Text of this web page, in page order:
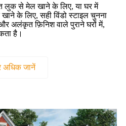
लुक से मेल खाने के लिए, या घर में
के लिए, सही विंडो स्टाइल चुनना
अलंकृत फ़िनिश वाले पुराने घरों में,
है।
अधिक जानें